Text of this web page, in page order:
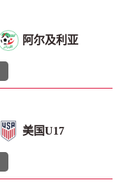
阿尔及利亚
美国U17